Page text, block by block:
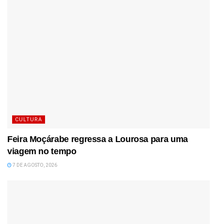
CULTURA
Feira Moçárabe regressa a Lourosa para uma
viagem no tempo
7 DE AGOSTO, 2026